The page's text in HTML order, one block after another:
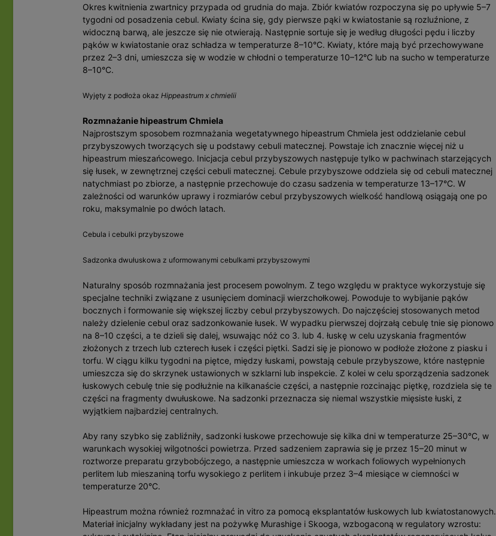
Okres kwitnienia zwartnicy przypada od grudnia do maja. Zbiór kwiatów rozpoczyna się po upływie 5–7
tygodni od posadzenia cebul. Kwiaty ścina się, gdy pierwsze pąki w kwiatostanie są rozluźnione, z
widoczną barwą, ale jeszcze się nie otwierają. Następnie sortuje się je według długości pędu i liczby
pąków w kwiatostanie oraz schładza w temperaturze 8–10°C. Kwiaty, które mają być przechowywane
przez 2–3 dni, umieszcza się w wodzie w chłodni o temperaturze 10–12°C lub na sucho w temperaturze
8–10°C.
Wyjęty z podłoża okaz Hippeastrum x chmielii
Rozmnażanie hipeastrum Chmiela
Najprostszym sposobem rozmnażania wegetatywnego hipeastrum Chmiela jest oddzielanie cebul
przybyszowych tworzących się u podstawy cebuli matecznej. Powstaje ich znacznie więcej niż u
hipeastrum mieszańcowego. Inicjacja cebul przybyszowych następuje tylko w pachwinach starzejących
się łusek, w zewnętrznej części cebuli matecznej. Cebule przybyszowe oddziela się od cebuli matecznej
natychmiast po zbiorze, a następnie przechowuje do czasu sadzenia w temperaturze 13–17°C. W
zależności od warunków uprawy i rozmiarów cebul przybyszowych wielkość handlową osiągają one po
roku, maksymalnie po dwóch latach.
Cebula i cebulki przybyszowe
Sadzonka dwułuskowa z uformowanymi cebulkami przybyszowymi
Naturalny sposób rozmnażania jest procesem powolnym. Z tego względu w praktyce wykorzystuje się
specjalne techniki związane z usunięciem dominacji wierzchołkowej. Powoduje to wybijanie pąków
bocznych i formowanie się większej liczby cebul przybyszowych. Do najczęściej stosowanych metod
należy dzielenie cebul oraz sadzonkowanie łusek. W wypadku pierwszej dojrzałą cebulę tnie się pionowo
na 8–10 części, a te dzieli się dalej, wsuwając nóż co 3. lub 4. łuskę w celu uzyskania fragmentów
złożonych z trzech lub czterech łusek i części piętki. Sadzi się je pionowo w podłoże złożone z piasku i
torfu. W ciągu kilku tygodni na piętce, między łuskami, powstają cebule przybyszowe, które następnie
umieszcza się do skrzynek ustawionych w szklarni lub inspekcie. Z kolei w celu sporządzenia sadzonek
łuskowych cebulę tnie się podłużnie na kilkanaście części, a następnie rozcinając piętkę, rozdziela się te
części na fragmenty dwułuskowe. Na sadzonki przeznacza się niemal wszystkie mięsiste łuski, z
wyjątkiem najbardziej centralnych.
Aby rany szybko się zabliźniły, sadzonki łuskowe przechowuje się kilka dni w temperaturze 25–30°C, w
warunkach wysokiej wilgotności powietrza. Przed sadzeniem zaprawia się je przez 15–20 minut w
roztworze preparatu grzybobójczego, a następnie umieszcza w workach foliowych wypełnionych
perlitem lub mieszaniną torfu wysokiego z perlitem i inkubuje przez 3–4 miesiące w ciemności w
temperaturze 20°C.
Hipeastrum można również rozmnażać in vitro za pomocą eksplantatów łuskowych lub kwiatostanowych.
Materiał inicjalny wykładany jest na pożywkę Murashige i Skooga, wzbogaconą w regulatory wzrostu: